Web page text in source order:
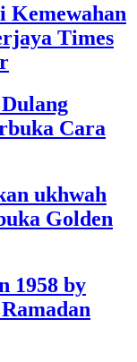
Kemewahan
Times
Cara
ukhwah
Golden
1958 by